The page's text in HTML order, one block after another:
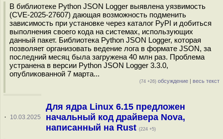
В библиотеке Python JSON Logger выявлена уязвимость
(CVE-2025-27607) дающая возможность подменить
зависимость при установке через каталог PyPI и добиться
выполнения своего кода на системах, использующих
данный пакет. Библиотека Python JSON Logger, которая
позволяет организовать ведение лога в формате JSON, за
последний месяц была загружена 40 млн раз. Проблема
устранена в версии Python JSON Logger 3.3.0,
опубликованной 7 марта...
(74 +26) обсуждение | весь текст
· 10.03.2025
Для ядра Linux 6.15 предложен
начальный код драйвера Nova,
написанный на Rust (224 +5)